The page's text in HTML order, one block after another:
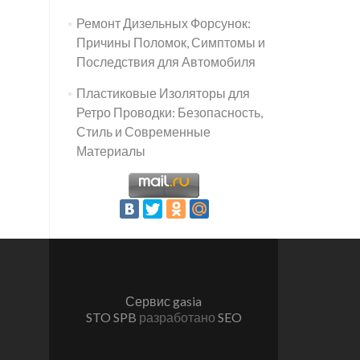
Ремонт Дизельных Форсунок:
Причины Поломок, Симптомы и
Последствия для Автомобиля
Пластиковые Изоляторы для
Ретро Проводки: Безопасность,
Стиль и Современные
Материалы
Сервис gasia
STO SPB разработано SEO